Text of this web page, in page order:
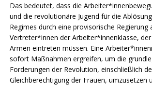
Das bedeutet, dass die
und die revolutionäre Jugend für die
Regimes durch eine provisorische Regierung
Vertreter*innen der Arbeiter*innenklasse, der
Armen eintreten müssen. Eine
sofort Maßnahmen ergreifen, um die
Forderungen der Revolution, einschließlich
Gleichberechtigung der Frauen, umzusetzen